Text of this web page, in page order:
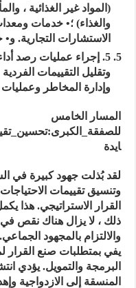
(المواد غير الغذائية ،
والغذاء) ؛• خدمات
الاستشارات التجارية.
5. إجراء عمليات رصد
وتقليل التقييمات
وإدارة المخاطر
المسار الخامس
للصفقة_الكبرى:
ايدة
لقد بُذلت جهود كبيرة في
وتنسيق تقييمات
القرار الاستراتيجي. هذا
ذلك ، لا يزال هناك نقص
والالتزام بالمجهود
يفي بمتطلبات صنع
البرمجة والتمويل. يؤدي
المنسقة إلى الازدواجية